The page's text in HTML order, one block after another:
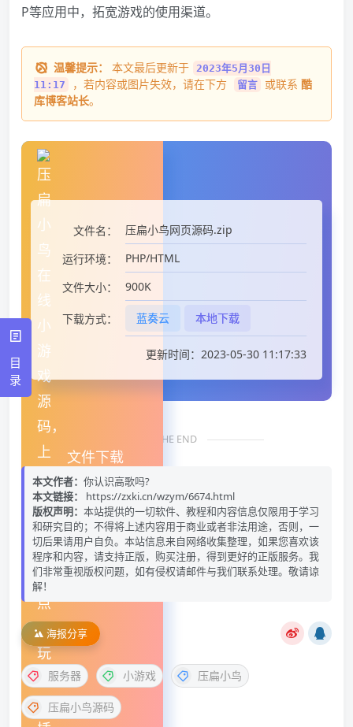
P等应用中，拓宽游戏的使用渠道。
温馨提示： 本文最后更新于 2023年5月30日
11:17
，若内容或图片失效，请在下方 留言 或联系 酷
库博客站长。
文件下载
文件名：
压扁小鸟网页源码.zip
运行环境：
PHP/HTML
文件大小：
900K
下载方式： 蓝奏云 本地下载
更新时间：2023-05-30 11:17:33
THE END
本文作者： 你认识高歌吗?
本文链接：
https://zxki.cn/wzym/6674.html
版权声明： 本站提供的一切软件、教程和内容信息仅限用于学习
和研究目的；不得将上述内容用于商业或者非法用途，否则，一
切后果请用户自负。本站信息来自网络收集整理，如果您喜欢该
程序和内容，请支持正版，购买注册，得到更好的正版服务。我
们非常重视版权问题，如有侵权请邮件与我们联系处理。敬请谅
解！
海报分享
服务器 小游戏 压扁小鸟
压扁小鸟源码
目
录